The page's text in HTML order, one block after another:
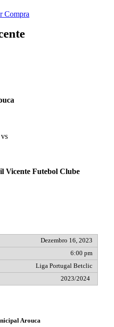
Compra
vs
Vicente Futebol Clube
Dezembro 16, 2023
6:00 pm
Liga Portugal Betclic
2023/2024
Arouca